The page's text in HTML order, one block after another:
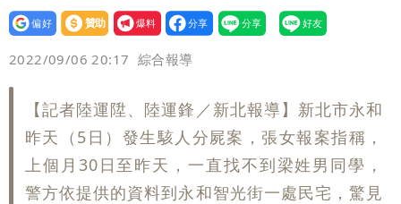
設為
贊助
我要
爆料
2022/09/06 20:17 綜合報導
【記者陸運陞、陸運鋒／新北報導】新北市永和
昨天（5日）發生駭人分屍案，張女報案指稱，
上個月30日至昨天，一直找不到梁姓男同學，
警方依提供的資料到永和智光街一處民宅，驚見